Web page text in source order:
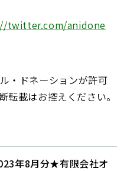
twitter.com/anidone
・ドネーションが許可
転載はお控えください。
年8月分★有限会社オ